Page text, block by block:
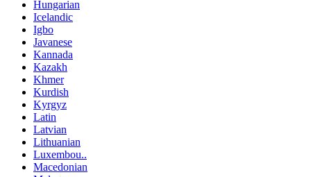
Hungarian
Icelandic
Igbo
Javanese
Kannada
Kazakh
Khmer
Kurdish
Kyrgyz
Latin
Latvian
Lithuanian
Luxembou..
Macedonian